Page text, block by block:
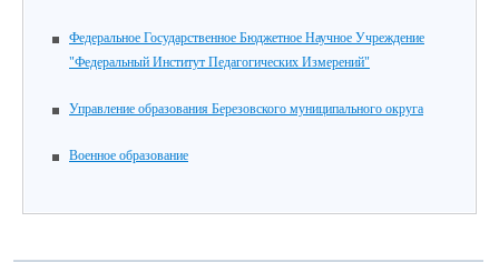
Федеральное Государственное Бюджетное Научное Учреждение
"Федеральный Институт Педагогических Измерений"
Управление образования Березовского муниципального округа
Военное образование